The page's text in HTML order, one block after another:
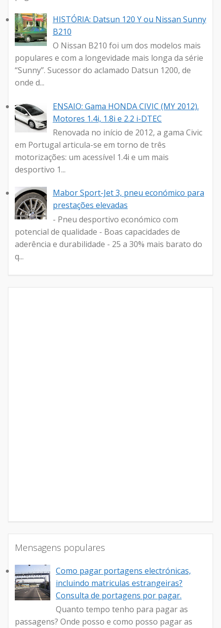
HISTÓRIA: Datsun 120 Y ou Nissan Sunny
B210
O Nissan B210 foi um dos modelos mais
populares e com a longevidade mais longa da série
“Sunny”. Sucessor do aclamado Datsun 1200, de
onde d...
ENSAIO: Gama HONDA CIVIC (MY 2012).
Motores 1.4i, 1.8i e 2.2 i-DTEC
Renovada no início de 2012, a gama Civic
em Portugal articula-se em torno de três
motorizações: um acessível 1.4i e um mais
desportivo 1...
Mabor Sport-Jet 3, pneu económico para
prestações elevadas
- Pneu desportivo económico com
potencial de qualidade - Boas capacidades de
aderência e durabilidade - 25 a 30% mais barato do
q...
Mensagens populares
Como pagar portagens electrónicas,
incluindo matriculas estrangeiras?
Consulta de portagens por pagar.
Quanto tempo tenho para pagar as
passagens? Onde posso e como posso pagar as